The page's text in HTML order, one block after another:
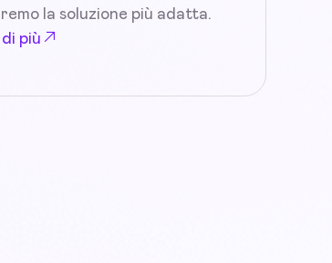
la soluzione più adatta.
più